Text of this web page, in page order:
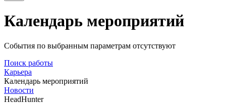
Календарь мероприятий
События по выбранным параметрам отсутствуют
Поиск работы
Карьера
Календарь мероприятий
Новости
HeadHunter